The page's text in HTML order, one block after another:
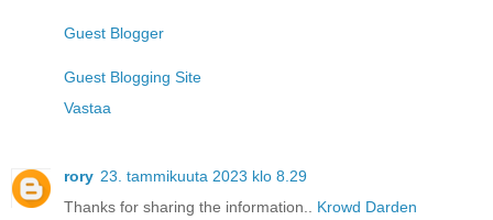
Guest Blogger
Guest Blogging Site
Vastaa
rory 23. tammikuuta 2023 klo 8.29
Thanks for sharing the information.. Krowd Darden